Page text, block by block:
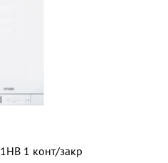
1 конт/закр